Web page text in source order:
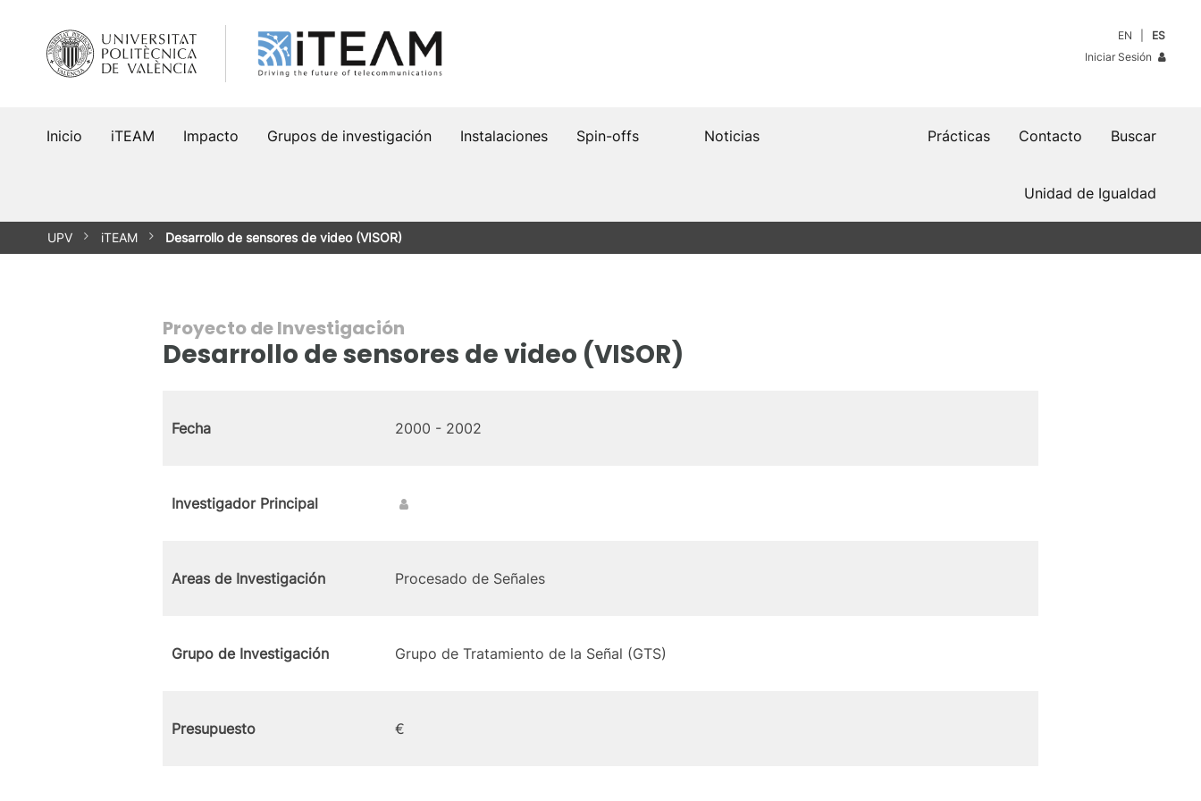
contenido
EN
ES
Iniciar Sesión
Inicio iTEAM Impacto Grupos de investigación Instalaciones Spin-offs Buscar
Contacto
Prácticas
Noticias
Unidad de Igualdad
UPV iTEAM Desarrollo de sensores de video (VISOR)
Proyecto de Investigación
Desarrollo de sensores de video (VISOR)
Fecha 2000 - 2002
Investigador Principal
Areas de Investigación Procesado de Señales
Grupo de Investigación Grupo de Tratamiento de la Señal (GTS)
Presupuesto €